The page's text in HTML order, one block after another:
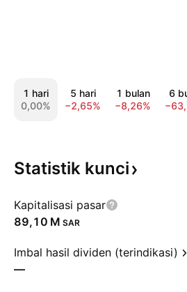
1 hari
0,00%
5 hari
−2,65%
1 bulan
−8,26%
6
Statistik kunci
Kapitalisasi pasar
‪89,10 M‬ SAR
Imbal hasil dividen (terindikasi)
—